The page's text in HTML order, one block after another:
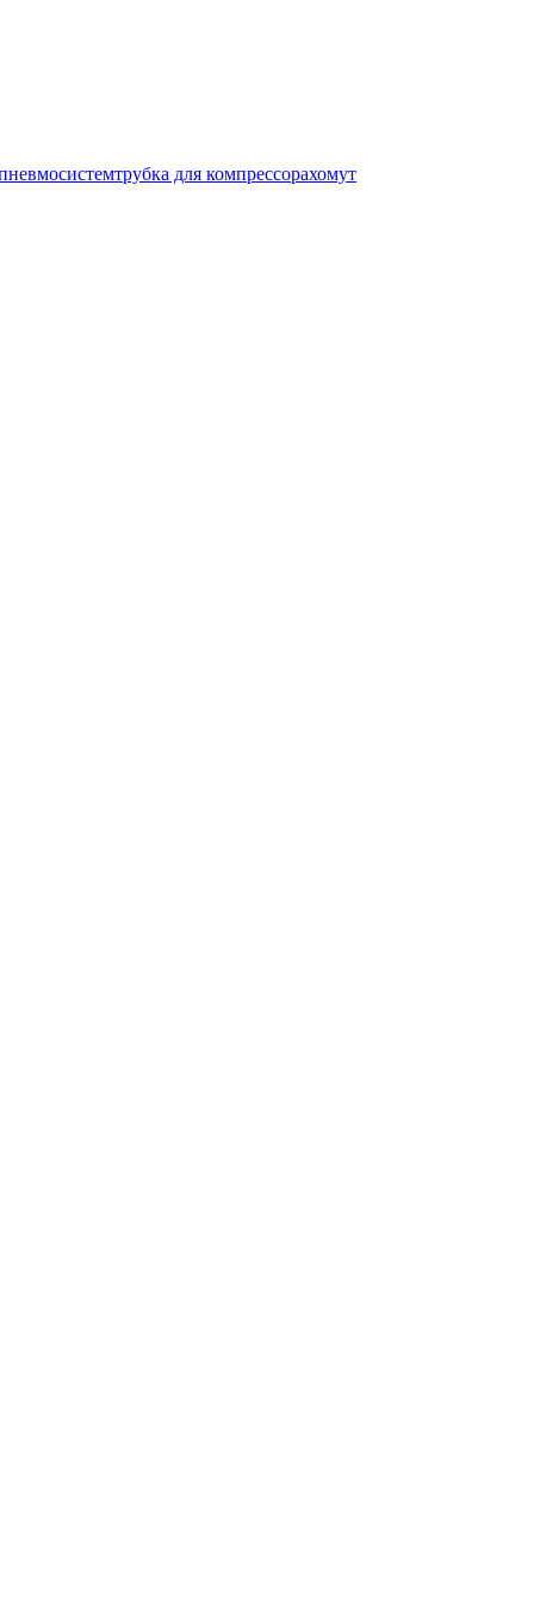
трубка для компрессорахомут